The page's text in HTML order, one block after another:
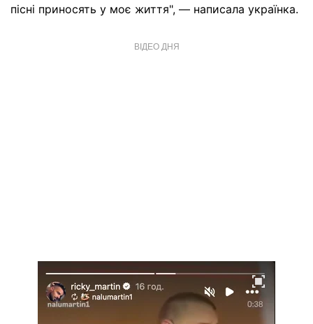
пісні приносять у моє життя", — написала українка.
ВІДЕО ДНЯ